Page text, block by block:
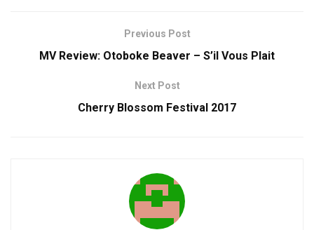
Previous Post
MV Review: Otoboke Beaver – S’il Vous Plait
Next Post
Cherry Blossom Festival 2017